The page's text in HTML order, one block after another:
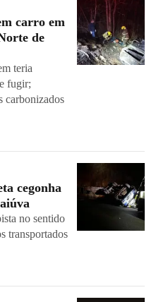
carro em
de
teria
fugir;
carbonizados
cegonha
no sentido
transportados